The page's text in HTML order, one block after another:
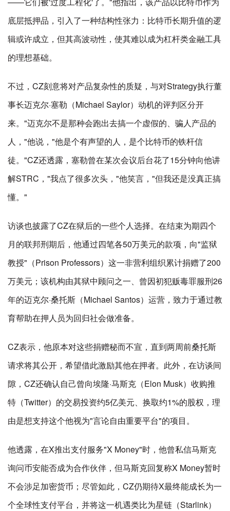
底层抵押品，引入了一种结构性张力：比特币长期升值的逻
辑或许成立，但其高波动性，使其难以成为杠杆类金融工具
的理想基础。
不过，CZ刻意将对产品复杂性的质疑，与对Strategy执行董
事长迈克尔·塞勒（Michael Saylor）动机的评判区分开
来。"迈克尔不是那种会跑出去搞一个虚假的、骗人产品的
人，"他说，"他是个有声望的人，是个比特币的铁杆信
徒。"CZ还透露，塞勒曾在某次会议后台花了15分钟向他讲
解STRC，"我点了很多次头，"他笑言，"但我还是没真正搞
懂。"
访谈也披露了CZ在狱后的一些个人选择。在结束为期四个
月的联邦刑期后，他通过四笔各50万美元的款项，向"监狱
教授"（Prison Professors）这一非营利组织累计捐赠了200
万美元；该机构由其狱中顾问之一、曾因初犯贩毒罪服刑26
年的迈克尔·桑托斯（Michael Santos）运营，致力于通过教
育帮助在押人员为回归社会做准备。
CZ表示，他原本对这些捐赠秘而不宣，直到两周前桑托斯
请求将其公开，希望借此激励其他在押者。此外，在访谈间
隙，CZ还确认自己曾向埃隆·马斯克（Elon Musk）收购推
特（Twitter）的交易投资约5亿美元、换取约1%的股权，理
由是想支持这个他视为"言论自由重要平台"的项目。
他透露，在X推出支付服务"X Money"时，他曾私信马斯克
询问币安能否成为合作伙伴，但马斯克回复称X Money暂时
不会涉足加密货币；尽管如此，CZ仍期待X最终能成长为一
个全球性支付平台，并将这一机遇类比为星链（Starlink）